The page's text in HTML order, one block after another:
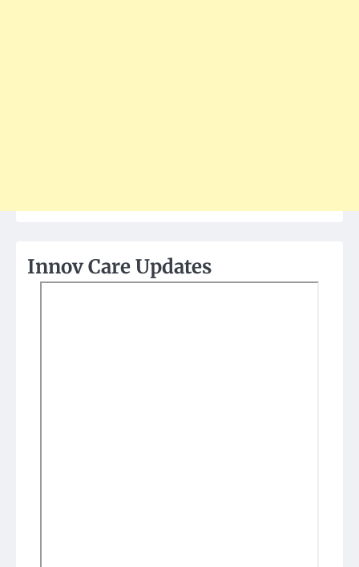
Innov Care Updates